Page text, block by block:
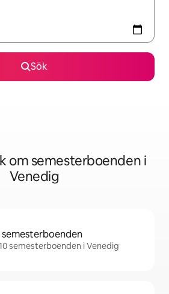
Sök
om semesterboenden i
Venedig
semesterboenden i Venedig